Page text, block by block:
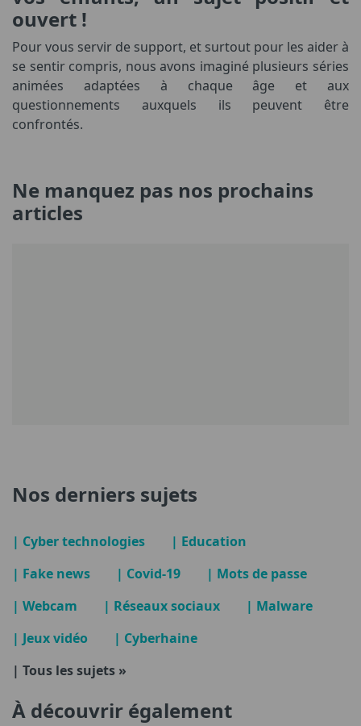
ouvert !
Pour vous servir de support, et surtout pour les aider à
se sentir compris, nous avons imaginé plusieurs séries
animées adaptées à chaque âge et aux
questionnements auxquels ils peuvent être
confrontés.
Ne manquez pas nos prochains
articles
Nos derniers sujets
| Cyber technologies
| Education
| Fake news
| Covid-19
| Mots de passe
| Webcam
| Réseaux sociaux
| Malware
| Jeux vidéo
| Cyberhaine
| Tous les sujets »
À découvrir également